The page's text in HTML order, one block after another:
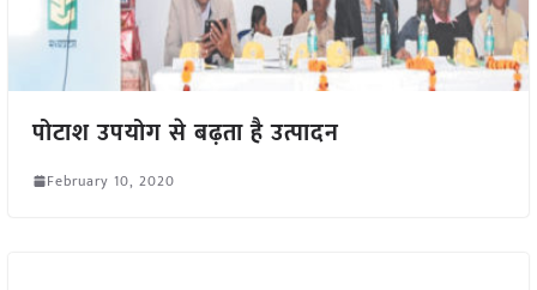
पोटाश उपयोग से बढ़ता है उत्पादन
February 10, 2020